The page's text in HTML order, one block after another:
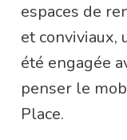
espaces de
et conviviaux,
été engagée
penser le
Place.